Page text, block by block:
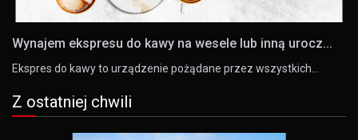
Wynajem ekspresu do kawy na wesele lub inną urocz...
Ekspres do kawy to urządzenie pożądane przez wszystkich…
Z ostatniej chwili